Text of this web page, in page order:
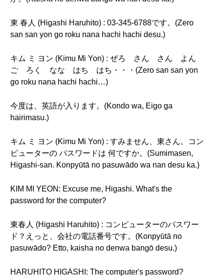
東 春人 (Higashi Haruhito) : 03-345-6788です。(Zero
san san yon go roku nana hachi hachi desu.)
キム ミ ヨン (Kimu Mi Yon) : ぜろ さん さん よん
ご ろく なな はち はち・・・(Zero san san yon
go roku nana hachi hachi…)
今度は、英語が入ります。(Kondo wa, Eigo ga
hairimasu.)
キム ミ ヨン (Kimu Mi Yon) : すみません、東さん。コン
ピューターの パスワードは 何ですか。(Sumimasen,
Higashi-san. Konpyūtā no pasuwādo wa nan desu ka.)
KIM MI YEON: Excuse me, Higashi. What's the
password for the computer?
東春人 (Higashi Haruhito) : コンピューターのパスワー
ド？えっと、会社の電話番号です。(Konpyūtā no
pasuwādo? Etto, kaisha no denwa bangō desu.)
HARUHITO HIGASHI: The computer's password?